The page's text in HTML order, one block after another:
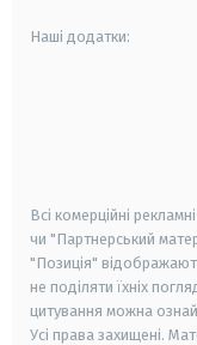
Наші додатки:
Всі комерційні
чи "Партнерський
"Позиція"
не поділяти їхніх
цитування можна
Усі права захищені.